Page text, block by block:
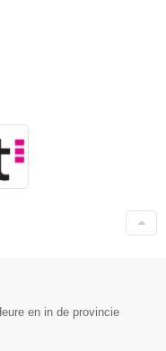
en in de provincie